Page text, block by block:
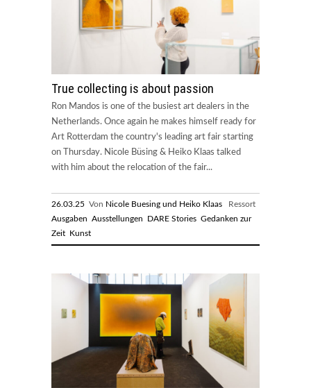
True collecting is about passion
Ron Mandos is one of the busiest art dealers in the
Netherlands. Once again he makes himself ready for
Art Rotterdam the country's leading art fair starting
on Thursday. Nicole Büsing & Heiko Klaas talked
with him about the relocation of the fair...
26.03.25 Von Nicole Buesing und Heiko Klaas Ressort
Ausgaben Ausstellungen DARE Stories Gedanken zur
Zeit Kunst